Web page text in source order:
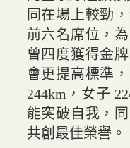
同在場上較勁
前六名席位，
曾四度獲得金
會更提高標準
244km，女子
能突破自我，
共創最佳榮譽。